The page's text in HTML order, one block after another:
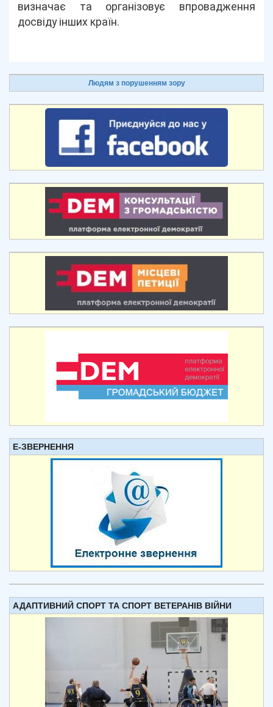
визначає та організовує впровадження
досвіду інших країн.
Людям з порушенням зору
Е-ЗВЕРНЕННЯ
АДАПТИВНИЙ СПОРТ ТА СПОРТ ВЕТЕРАНІВ ВІЙНИ